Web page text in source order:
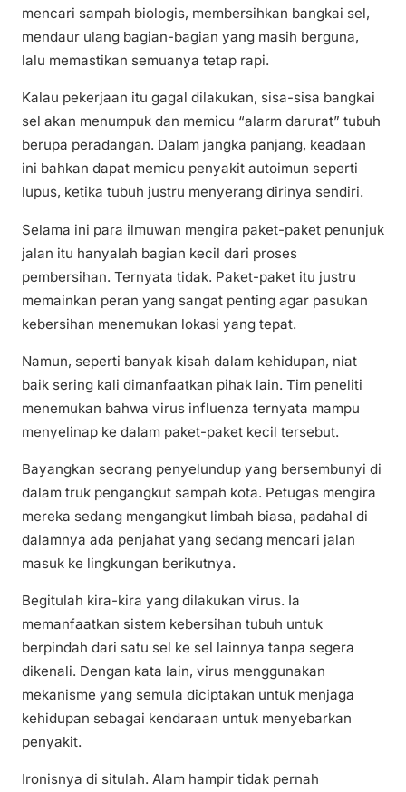
mencari sampah biologis, membersihkan bangkai sel,
mendaur ulang bagian-bagian yang masih berguna,
lalu memastikan semuanya tetap rapi.
Kalau pekerjaan itu gagal dilakukan, sisa-sisa bangkai
sel akan menumpuk dan memicu “alarm darurat” tubuh
berupa peradangan. Dalam jangka panjang, keadaan
ini bahkan dapat memicu penyakit autoimun seperti
lupus, ketika tubuh justru menyerang dirinya sendiri.
Selama ini para ilmuwan mengira paket-paket penunjuk
jalan itu hanyalah bagian kecil dari proses
pembersihan. Ternyata tidak. Paket-paket itu justru
memainkan peran yang sangat penting agar pasukan
kebersihan menemukan lokasi yang tepat.
Namun, seperti banyak kisah dalam kehidupan, niat
baik sering kali dimanfaatkan pihak lain. Tim peneliti
menemukan bahwa virus influenza ternyata mampu
menyelinap ke dalam paket-paket kecil tersebut.
Bayangkan seorang penyelundup yang bersembunyi di
dalam truk pengangkut sampah kota. Petugas mengira
mereka sedang mengangkut limbah biasa, padahal di
dalamnya ada penjahat yang sedang mencari jalan
masuk ke lingkungan berikutnya.
Begitulah kira-kira yang dilakukan virus. Ia
memanfaatkan sistem kebersihan tubuh untuk
berpindah dari satu sel ke sel lainnya tanpa segera
dikenali. Dengan kata lain, virus menggunakan
mekanisme yang semula diciptakan untuk menjaga
kehidupan sebagai kendaraan untuk menyebarkan
penyakit.
Ironisnya di situlah. Alam hampir tidak pernah